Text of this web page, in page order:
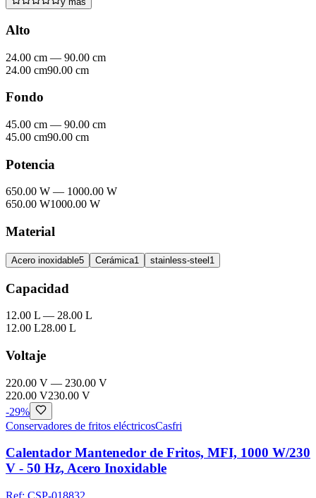
Alto
24.00 cm — 90.00 cm
24.00 cm90.00 cm
Fondo
45.00 cm — 90.00 cm
45.00 cm90.00 cm
Potencia
650.00 W — 1000.00 W
650.00 W1000.00 W
Material
Acero inoxidable5 Cerámica1 stainless-steel 1
Capacidad
12.00 L — 28.00 L
12.00 L28.00 L
Voltaje
220.00 V — 230.00 V
220.00 V230.00 V
-29%
Conservadores de fritos eléctricosCasfri
Calentador Mantenedor de Fritos, MFI, 1000 W/230
V - 50 Hz, Acero Inoxidable